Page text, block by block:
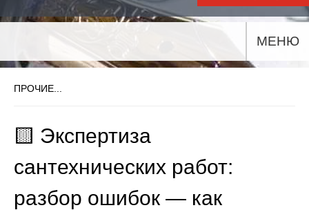
МЕНЮ
ПРОЧИЕ...
🟨 Экспертиза
сантехнических работ:
разбор ошибок — как